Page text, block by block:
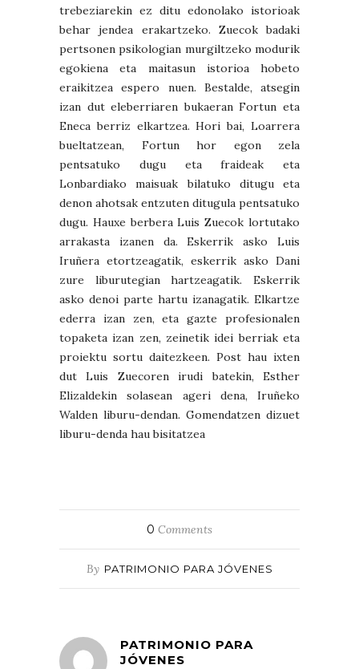
trebeziarekin ez ditu edonolako istorioak
behar jendea erakartzeko. Zuecok badaki
pertsonen psikologian murgiltzeko modurik
egokiena eta maitasun istorioa hobeto
eraikitzea espero nuen. Bestalde, atsegin
izan dut eleberriaren bukaeran Fortun eta
Eneca berriz elkartzea. Hori bai, Loarrera
bueltatzean, Fortun hor egon zela
pentsatuko dugu eta fraideak eta
Lonbardiako maisuak bilatuko ditugu eta
denon ahotsak entzuten ditugula pentsatuko
dugu. Hauxe berbera Luis Zuecok lortutako
arrakasta izanen da. Eskerrik asko Luis
Iruñera etortzeagatik, eskerrik asko Dani
zure liburutegian hartzeagatik. Eskerrik
asko denoi parte hartu izanagatik. Elkartze
ederra izan zen, eta gazte profesionalen
topaketa izan zen, zeinetik idei berriak eta
proiektu sortu daitezkeen. Post hau ixten
dut Luis Zuecoren irudi batekin, Esther
Elizaldekin solasean ageri dena, Iruñeko
Walden liburu-dendan. Gomendatzen dizuet
liburu-denda hau bisitatzea
0 Comments
By PATRIMONIO PARA JÓVENES
PATRIMONIO PARA
JÓVENES